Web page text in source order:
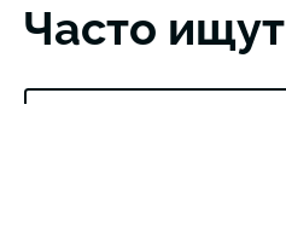
Часто ищут